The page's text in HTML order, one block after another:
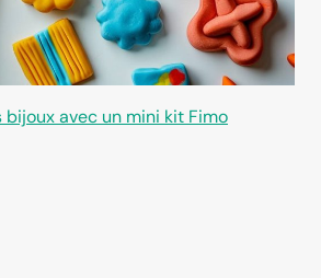
bijoux avec un mini kit Fimo